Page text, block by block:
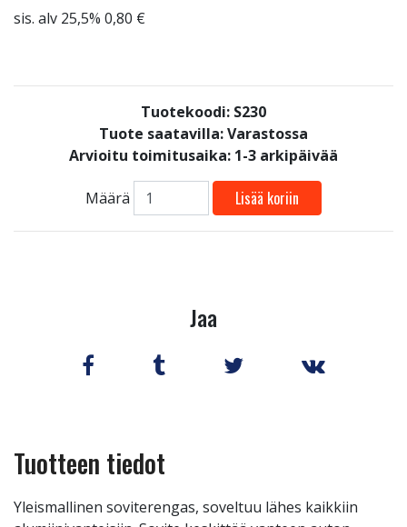
sis. alv 25,5% 0,80 €
Tuotekoodi: S230
Tuote saatavilla:Varastossa
Arvioitu toimitusaika: 1-3 arkipäivää
Määrä Lisää koriin
Jaa
Tuotteen tiedot
Yleismallinen soviterengas, soveltuu lähes kaikkiin